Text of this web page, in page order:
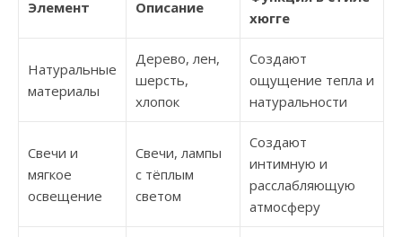
Элемент Описание
хюгге
Натуральные
материалы
Дерево, лен,
шерсть,
хлопок
Создают
ощущение тепла и
натуральности
Свечи и
мягкое
освещение
Свечи, лампы
с тёплым
светом
Создают
интимную и
расслабляющую
атмосферу